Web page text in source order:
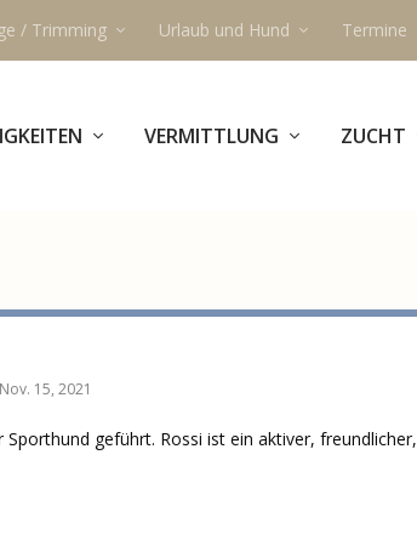
/ Trimming Urlaub und Hund Termine
VERMITTLUNG ZUCHT
Nov. 15, 2021
Sporthund geführt. Rossi ist ein aktiver, freundlicher,